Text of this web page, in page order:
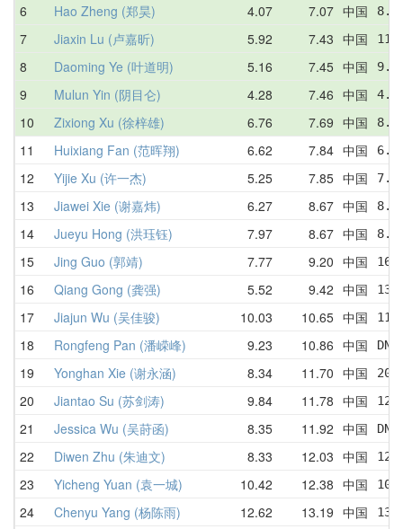
6 Hao Zheng (郑昊) 4.07 7.07 中国
7 Jiaxin Lu (卢嘉昕) 5.92 7.43 中国
8 Daoming Ye (叶道明) 5.16 7.45 中国
9 Mulun Yin (阴目仑) 4.28 7.46 中国
10 Zixiong Xu (徐梓雄) 6.76 7.69 中国
11 Huixiang Fan (范晖翔) 6.62 7.84 中国
12 Yijie Xu (许一杰) 5.25 7.85 中国
13 Jiawei Xie (谢嘉炜) 6.27 8.67 中国
14 Jueyu Hong (洪珏钰) 7.97 8.67 中国
15 Jing Guo (郭靖) 7.77 9.20 中国
16 Qiang Gong (龚强) 5.52 9.42 中国
17 Jiajun Wu (吴佳骏) 10.03 10.65 中国
18 Rongfeng Pan (潘嵘峰) 9.23 10.86 中国
19 Yonghan Xie (谢永涵) 8.34 11.70 中国
20 Jiantao Su (苏剑涛) 9.84 11.78 中国
21 Jessica Wu (吴莳函) 8.35 11.92 中国
22 Diwen Zhu (朱迪文) 8.33 12.03 中国
23 Yicheng Yuan (袁一城) 10.42 12.38 中国
24 Chenyu Yang (杨陈雨) 12.62 13.19 中国